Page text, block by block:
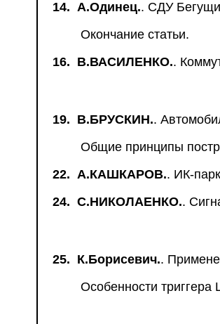
14. А.Одинец.. СДУ
Окончание статьи.
16. В.ВАСИЛЕНКО..
19. В.БРУСКИН..
Общие принципы
22. А.КАШКАРОВ.. ИК-
24. С.НИКОЛАЕНКО..
25. К.Борисевич..
Особенности